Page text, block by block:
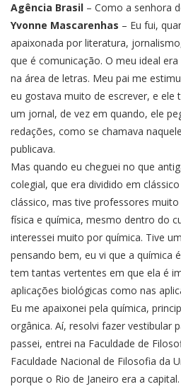
Agência Brasil – Como a senhora
Yvonne Mascarenhas – Eu fui,
apaixonada por literatura,
que é comunicação. O meu ideal
na área de letras. Meu pai me
eu gostava muito de escrever, e ele
um jornal, de vez em quando, ele
redações, como se chamava
publicava.
Mas quando eu cheguei no que
colegial, que era dividido em
clássico, mas tive professores
física e química, mesmo dentro do
interessei muito por química. Tive
pensando bem, eu vi que a química
tem tantas vertentes em que ela é
aplicações biológicas como nas
Eu me apaixonei pela química,
orgânica. Aí, resolvi fazer vestibular
passei, entrei na Faculdade de
Faculdade Nacional de Filosofia da
porque o Rio de Janeiro era a